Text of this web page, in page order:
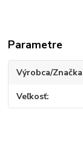
Parametre
Výrobca/Značka
Veľkosť